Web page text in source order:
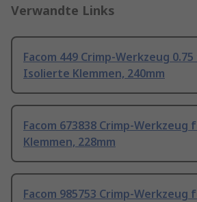
Verwandte Links
Facom 449 Crimp-Werkzeug
Isolierte Klemmen, 240mm
Facom 673838 Crimp-
Klemmen, 228mm
Facom 985753 Crimp-